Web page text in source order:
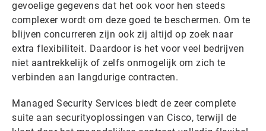
gevoelige gegevens dat het ook voor hen steeds
complexer wordt om deze goed te beschermen. Om te
blijven concurreren zijn ook zij altijd op zoek naar
extra flexibiliteit. Daardoor is het voor veel bedrijven
niet aantrekkelijk of zelfs onmogelijk om zich te
verbinden aan langdurige contracten.
Managed Security Services biedt de zeer complete
suite aan securityoplossingen van Cisco, terwijl de